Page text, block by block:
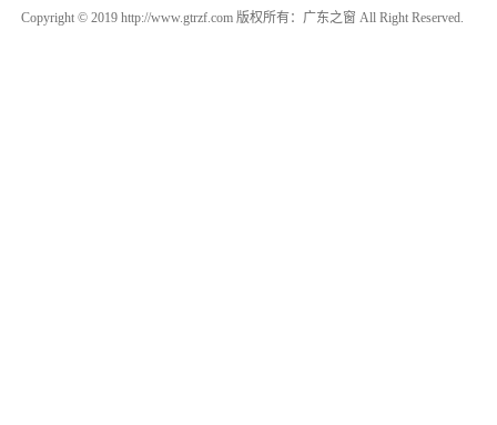
Copyright © 2019 http://www.gtrzf.com 版权所有：广东之窗 All Right Reserved.